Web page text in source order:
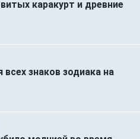
каракурт и древние
знаков зодиака на